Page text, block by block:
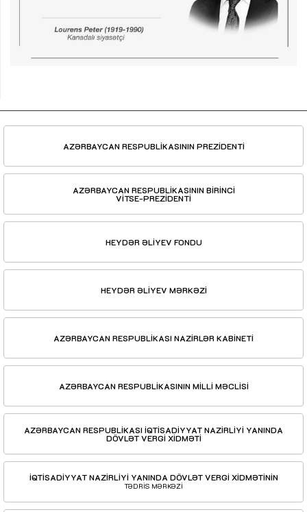
AZƏRBAYCAN RESPUBLİKASININ PREZİDENTİ
AZƏRBAYCAN RESPUBLİKASININ BİRİNCİ
VİTSE-PREZİDENTİ
HEYDƏR ƏLİYEV FONDU
HEYDƏR ƏLİYEV MƏRKƏZİ
AZƏRBAYCAN RESPUBLİKASI NAZİRLƏR KABİNETİ
AZƏRBAYCAN RESPUBLİKASININ MİLLİ MƏCLİSİ
AZƏRBAYCAN RESPUBLİKASI İQTİSADİYYAT NAZİRLİYİ YANINDA
DÖVLƏT VERGİ XİDMƏTİ
İQTİSADİYYAT NAZİRLİYİ YANINDA DÖVLƏT VERGİ XİDMƏTİNİN
TƏDRİS MƏRKƏZİ